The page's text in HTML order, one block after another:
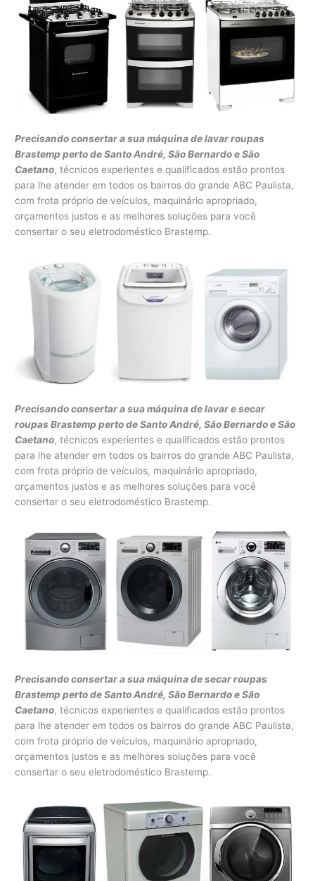
Precisando consertar a sua máquina de lavar roupas
Brastemp perto de Santo André, São Bernardo e São
Caetano, técnicos experientes e qualificados estão prontos
para lhe atender em todos os bairros do grande ABC Paulista,
com frota próprio de veículos, maquinário apropriado,
orçamentos justos e as melhores soluções para você
consertar o seu eletrodoméstico Brastemp.
Precisando consertar a sua máquina de lavar e secar
roupas Brastemp perto de Santo André, São Bernardo e São
Caetano, técnicos experientes e qualificados estão prontos
para lhe atender em todos os bairros do grande ABC Paulista,
com frota próprio de veículos, maquinário apropriado,
orçamentos justos e as melhores soluções para você
consertar o seu eletrodoméstico Brastemp.
Precisando consertar a sua máquina de secar roupas
Brastemp perto de Santo André, São Bernardo e São
Caetano, técnicos experientes e qualificados estão prontos
para lhe atender em todos os bairros do grande ABC Paulista,
com frota próprio de veículos, maquinário apropriado,
orçamentos justos e as melhores soluções para você
consertar o seu eletrodoméstico Brastemp.